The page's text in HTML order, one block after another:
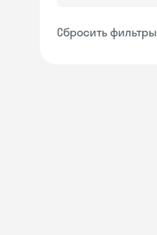
Сбросить фильтры